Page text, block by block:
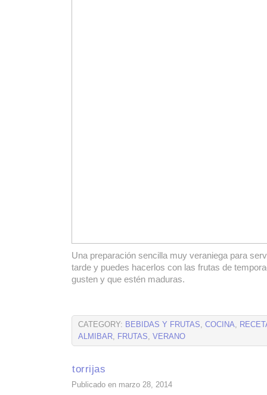
Una preparación sencilla muy veraniega para
tarde y puedes hacerlos con las frutas de
gusten y que estén maduras.
CATEGORY: BEBIDAS Y FRUTAS, COCINA,
ALMIBAR, FRUTAS, VERANO
torrijas
Publicado en marzo 28, 2014